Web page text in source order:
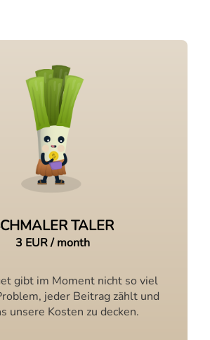
TALER
3 EUR / month
gibt im Moment nicht so viel
jeder Beitrag zählt und
unsere Kosten zu decken.